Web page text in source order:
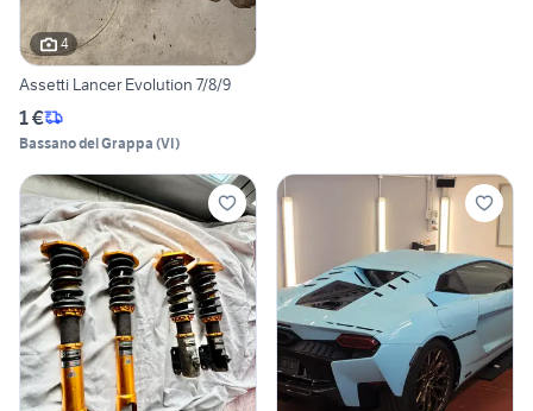
4
Assetti Lancer Evolution 7/8/9
1 €
Bassano del Grappa (VI)